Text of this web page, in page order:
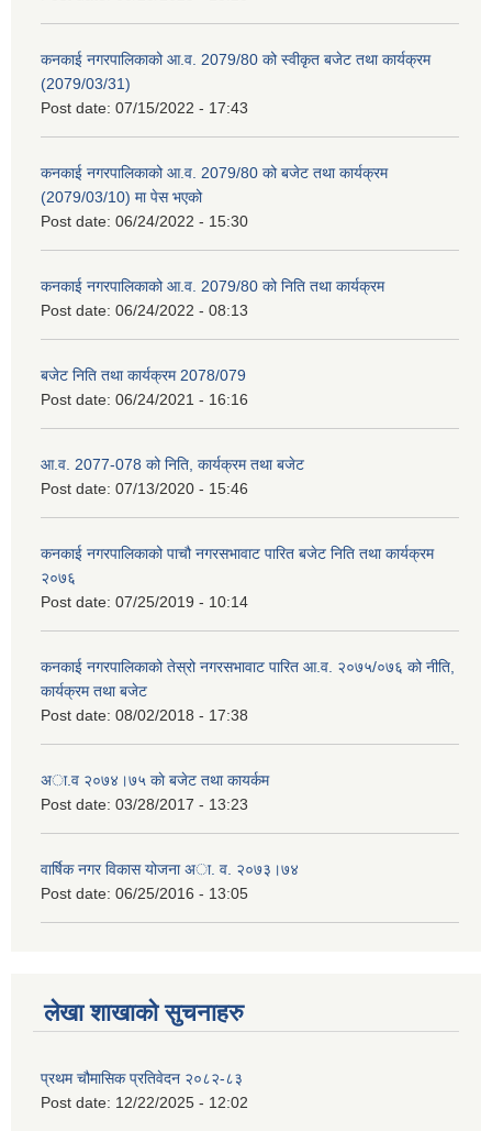
कनकाई नगरपालिकाको आ.व. 2079/80 को स्वीकृत बजेट तथा कार्यक्रम
(2079/03/31)
Post date: 07/15/2022 - 17:43
कनकाई नगरपालिकाको आ.व. 2079/80 को बजेट तथा कार्यक्रम
(2079/03/10) मा पेस भएको
Post date: 06/24/2022 - 15:30
कनकाई नगरपालिकाको आ.व. 2079/80 को निति तथा कार्यक्रम
Post date: 06/24/2022 - 08:13
बजेट निति तथा कार्यक्रम 2078/079
Post date: 06/24/2021 - 16:16
आ.व. 2077-078 को निति, कार्यक्रम तथा बजेट
Post date: 07/13/2020 - 15:46
कनकाई नगरपालिकाको पाचौ नगरसभावाट पारित बजेट निति तथा कार्यक्रम
२०७६
Post date: 07/25/2019 - 10:14
कनकाई नगरपालिकाको तेस्रो नगरसभावाट पारित आ.व. २०७५/०७६ को नीति,
कार्यक्रम तथा बजेट
Post date: 08/02/2018 - 17:38
अा.व २०७४।७५ काे बजेट तथा कायर्कम
Post date: 03/28/2017 - 13:23
वार्षिक नगर विकास योजना अा. व. २०७३।७४
Post date: 06/25/2016 - 13:05
लेखा शाखाको सुचनाहरु
प्रथम चौमासिक प्रतिवेदन २०८२-८३
Post date: 12/22/2025 - 12:02